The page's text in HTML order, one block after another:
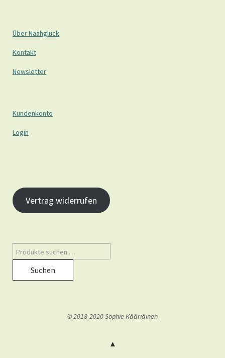
Über Näähglück
Kontakt
Newsletter
Kundenkonto
Login
Vertrag widerrufen
Suchen
© 2018-2020 Sophie Kääriäinen